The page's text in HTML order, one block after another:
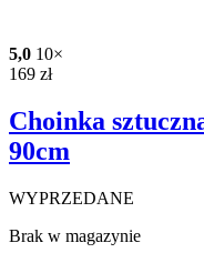
5,0 10×
169 zł
Choinka
90cm
WYPRZEDANE
Brak w magazynie